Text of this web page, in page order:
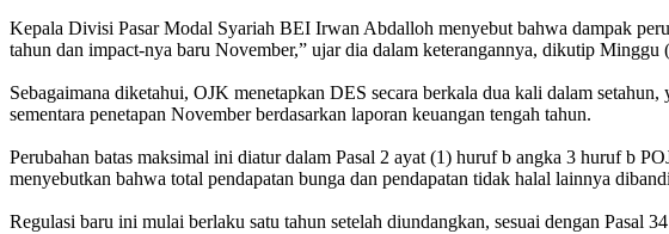
Kepala Divisi Pasar Modal Syariah BEI Irwan Abdalloh menyebut bahwa dampak
tahun dan impact-nya baru November,” ujar dia dalam keterangannya, dikutip Minggu
Sebagaimana diketahui, OJK menetapkan DES secara berkala dua kali dalam
sementara penetapan November berdasarkan laporan keuangan tengah tahun.
Perubahan batas maksimal ini diatur dalam Pasal 2 ayat (1) huruf b angka 3 huruf b
menyebutkan bahwa total pendapatan bunga dan pendapatan tidak halal lainnya
Regulasi baru ini mulai berlaku satu tahun setelah diundangkan, sesuai dengan Pasal